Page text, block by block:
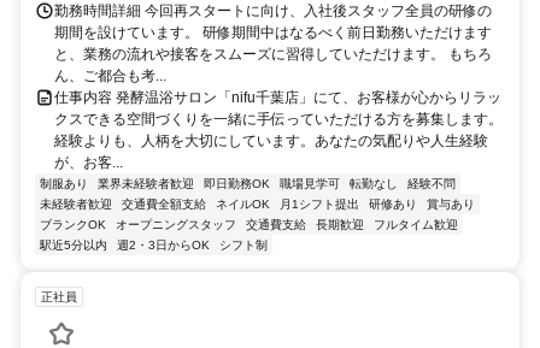
勤務時間詳細 今回再スタートに向け、入社後スタッフ全員の研修の
期間を設けています。 研修期間中はなるべく前日勤務いただけます
と、業務の流れや接客をスムーズに習得していただけます。 もちろ
ん、ご都合も考...
仕事内容 発酵温浴サロン「nifu千葉店」にて、お客様が心からリラッ
クスできる空間づくりを一緒に手伝っていただける方を募集します。
経験よりも、人柄を大切にしています。あなたの気配りや人生経験
が、お客...
制服あり 業界未経験者歓迎 即日勤務OK 職場見学可 転勤なし
経験不問
未経験者歓迎
交通費全額支給 ネイルOK 月1シフト提出 研修あり
賞与あり
ブランクOK
オープニングスタッフ 交通費支給 長期歓迎
フルタイム歓迎
駅近5分以内
週2・3日からOK シフト制
正社員